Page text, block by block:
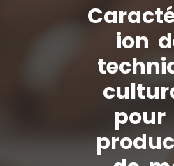
ion
pour